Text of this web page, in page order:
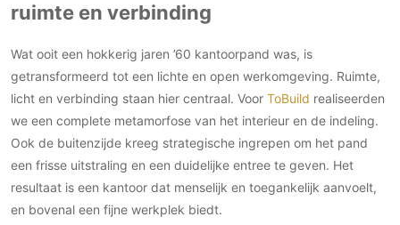
Keuken
Keukens
Keukenapparatuur
Keukenbladen
Keukenaccessoires
Keukenkranen
3D visualisaties
Gevel
Gevelbekleding
Gevelstenen
Houten gevelbekleding
Vloer
Houten buitenvloeren
Natuursteen en keramiek
buitenvloeren
Zonwering
Zonwering buiten
Bijgebouw / Poolhouse
Terrasoverkapping
Tuin
Zwembad
ruimte en verbinding
Wat ooit een hokkerig jaren ’60 kantoorpand was, is
getransformeerd tot een lichte en open werkomgeving. Ruimte,
licht en verbinding staan hier centraal. Voor ToBuild realiseerden
we een complete metamorfose van het interieur en de indeling.
Ook de buitenzijde kreeg strategische ingrepen om het pand
een frisse uitstraling en een duidelijke entree te geven. Het
resultaat is een kantoor dat menselijk en toegankelijk aanvoelt,
en bovenal een fijne werkplek biedt.